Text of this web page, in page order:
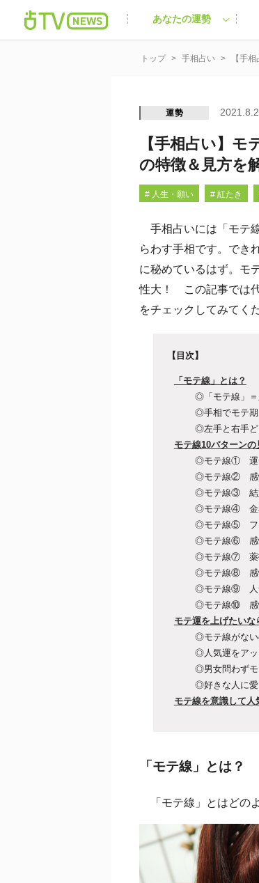
あなたの運勢
運勢
【手相占い】
の特徴＆見方を
# 人生・願い # 紅たき
手相占いには「モテ
らわす手相です。でき
に秘めているはず。モ
性大！ この記事では
をチェックしてみてく
【目次】
「モテ線」とは？
◎「モテ線」＝
◎手相でモテ期
◎左手と右手ど
モテ線10パターン
◎モテ線① 運
◎モテ線② 感
◎モテ線③ 結
◎モテ線④ 金
◎モテ線⑤ フ
◎モテ線⑥ 感
◎モテ線⑦ 薬
◎モテ線⑧ 感
◎モテ線⑨ 人
◎モテ線⑩ 感
モテ運を上げたいな
◎モテ線がない
◎人気運をアッ
◎男女問わずモ
◎好きな人に愛
モテ線を意識して人
「モテ線」とは？
「モテ線」とはどの
トップ 手相占い 【手